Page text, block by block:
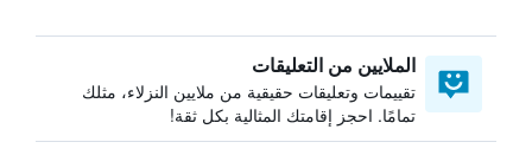
الملايين من التعليقات
تقييمات وتعليقات حقيقية من ملايين النزلاء، مثلك
تمامًا. احجز إقامتك المثالية بكل ثقة!